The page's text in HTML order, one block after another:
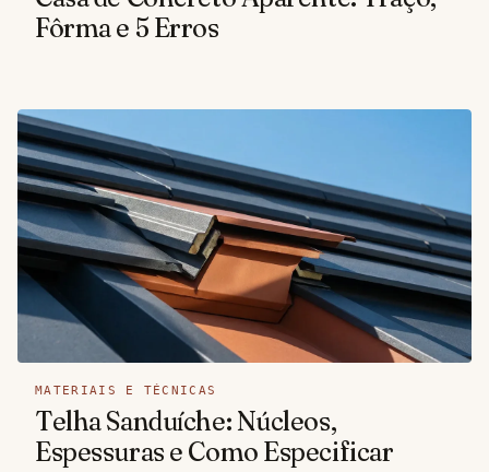
Fôrma e 5 Erros
MATERIAIS E TÉCNICAS
Telha Sanduíche: Núcleos,
Espessuras e Como Especificar